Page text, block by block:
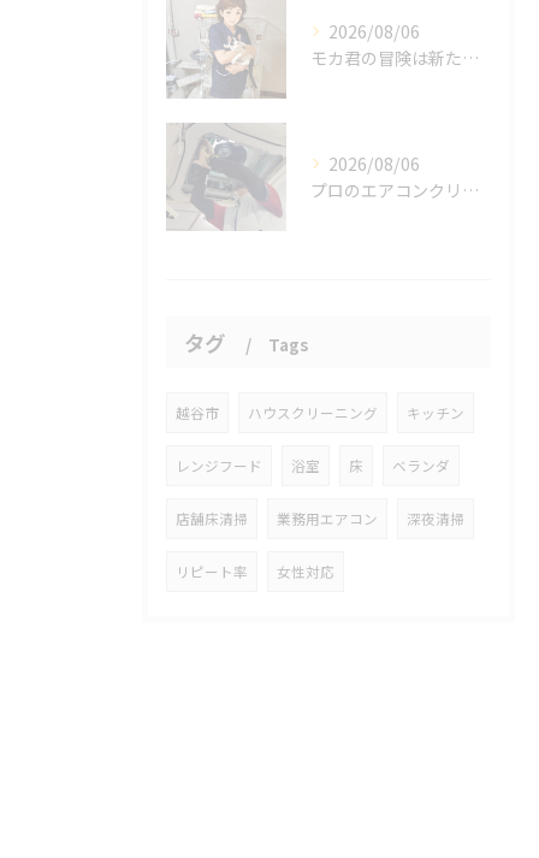
2026/08/06
モカ君の冒険は新たな幕を開けました。
2026/08/06
プロのエアコンクリーニングは、店舗やオフィスにおいて多くのメ...
タグ Tags
越谷市 ハウスクリーニング キッチン
レンジフード 浴室 床 ベランダ
店舗床清掃 業務用エアコン 深夜清掃
リピート率 女性対応